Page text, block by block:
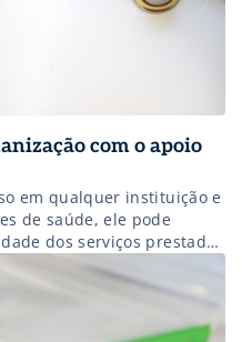
com o apoio
em qualquer instituição e
de saúde, ele pode
dos serviços prestados
a saudabilidade dos
diversos, incluindo
e investimento na gestão
otimizar os processos […]